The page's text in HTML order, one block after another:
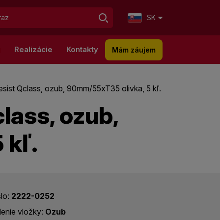
SK
Realizácie Kontakty Mám záujem
Qclass, ozub, 90mm/55xT35 olivka, 5 kľ.
ozub,
kľ.
2222-0252
vložky: Ozub